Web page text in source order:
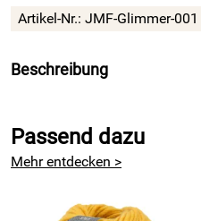
Artikel-Nr.: JMF-Glimmer-001
Beschreibung
Glimmer von Juniper Moon
Baumwollmischgarn mit
Allein verstrickt, besticht
Passend dazu
Mehr entdecken >